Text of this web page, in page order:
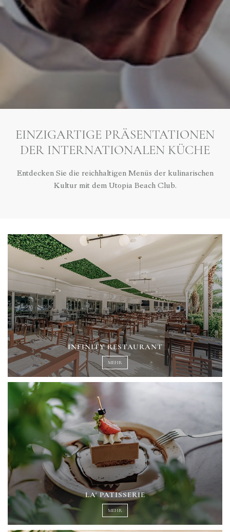
EINZIGARTIGE PRÄSENTATIONEN
DER INTERNATIONALEN KÜCHE
Entdecken Sie die reichhaltigen Menüs der kulinarischen
Kultur mit dem Utopia Beach Club.
INFINITY RESTAURANT
MEHR
LA' PATISSERIE
MEHR